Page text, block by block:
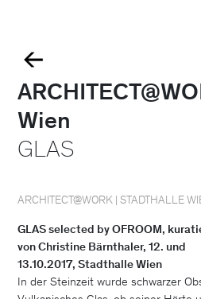
Wien
GLAS
ARCHITECT@WORK | STADTHALLE
GLAS selected by OFROOM,
von Christine Bärnthaler, 12. und
13.10.2017, Stadthalle Wien
In der Steinzeit wurde schwarzer